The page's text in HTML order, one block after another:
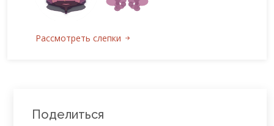
Рассмотреть слепки
Поделиться